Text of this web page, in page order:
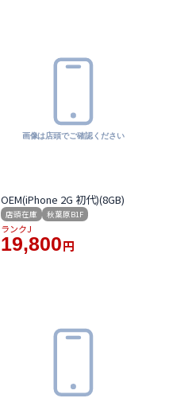
OEM(iPhone 2G 初代)(8GB)
店頭在庫 秋葉原B1F
ランクJ
19,800 円